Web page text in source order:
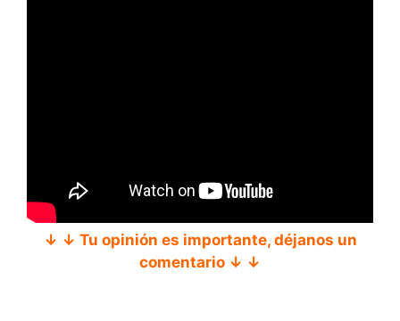
↓ ↓ Tu opinión es importante, déjanos un
comentario ↓ ↓